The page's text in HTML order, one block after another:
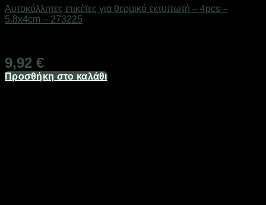
Αυτοκόλλητες ετικέτες για θερμικό εκτυπωτή – 4pcs –
5.8x4cm – 273225
9,92 €
Προσθήκη στο καλάθι